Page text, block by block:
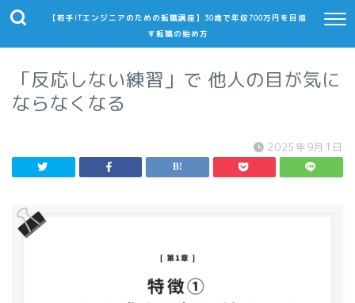
【若手ITエンジニアのための転職講座】30歳で年収700万円を目指
す転職の始め方
「反応しない練習」で 他人の目が気に
ならなくなる
2025年9月1日